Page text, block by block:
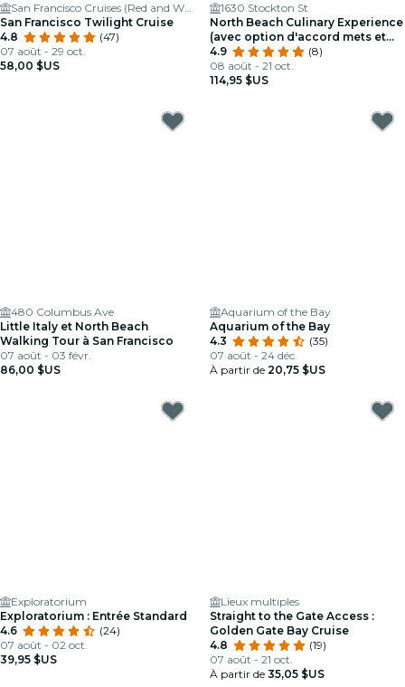
San Francisco Cruises (Red and White Fleet)
San Francisco Twilight Cruise
4.8
(47)
07 août - 29 oct.
58,00 $US
1630 Stockton St
North Beach Culinary Experience
(avec option d'accord mets et
vins)
4.9
(8)
08 août - 21 oct.
114,95 $US
480 Columbus Ave
Little Italy et North Beach
Walking Tour à San Francisco
07 août - 03 févr.
86,00 $US
Aquarium of the Bay
Aquarium of the Bay
4.3
(35)
07 août - 24 déc.
À partir de 20,75 $US
Exploratorium
Exploratorium : Entrée Standard
4.6
(24)
07 août - 02 oct.
39,95 $US
Lieux multiples
Straight to the Gate Access :
Golden Gate Bay Cruise
4.8
(19)
07 août - 21 oct.
À partir de 35,05 $US